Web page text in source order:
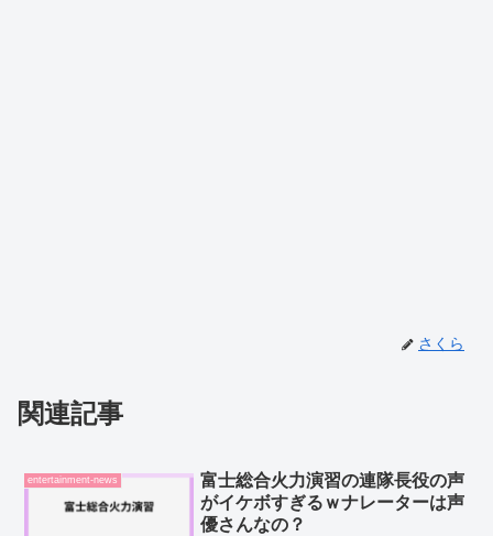
さくら
関連記事
entertainment-news
富士総合火力演習の連隊長役の声
がイケボすぎるｗナレーターは声
優さんなの？